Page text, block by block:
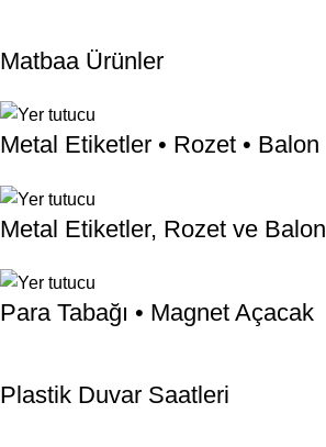
Matbaa Ürünler
Metal Etiketler • Rozet • Balon
Metal Etiketler, Rozet ve Balon
Para Tabağı • Magnet Açacak
Plastik Duvar Saatleri